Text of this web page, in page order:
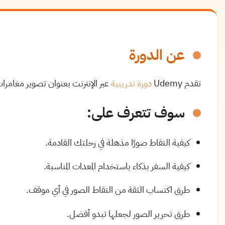
عن الدورة
تقدم Udemy دورة تدريبيةعبر الإنترنت بعنوان تصوير
سوف تتعرف على:
كيفية التقاط صورًا مذهلة في رحلتك القادمة.
كيفية السفر بذكاء باستخدام المعدات المناسبة.
طرق اكتساب الثقة من التقاط الصور في أي موقف.
طرق تحرير الصور لجعلها تبدو أفضل.